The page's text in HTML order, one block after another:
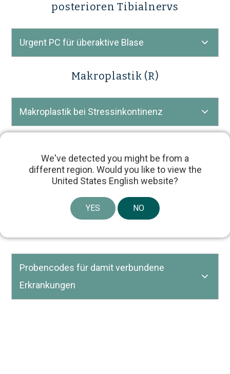
posterioren Tibialnervs
Urgent PC für überaktive Blase
Makroplastik (R)
Makroplastik bei Stressinkontinenz
Probencodes für häufig damit verbundene
Erkrankungen
Probencodes für damit verbundene
Erkrankungen
We've detected you might be from a
different region. Would you like to view the
United States English website?
YES NO